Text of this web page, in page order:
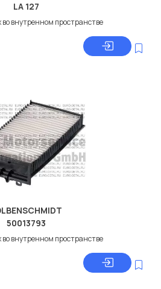
LA 127
во внутренном пространстве
50013793
во внутренном пространстве